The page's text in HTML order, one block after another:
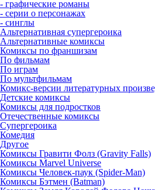
- графические романы
- серии о персонажах
- синглы
Альтернативная супергероика
Альтернативные комиксы
Комиксы по франшизам
По фильмам
По играм
По мультфильмам
Комикс-версии литературных
Детские комиксы
Комиксы для подростков
Отечественные комиксы
Супергероика
Комедия
Другое
Комиксы Гравити Фолз (Gravity Falls)
Комиксы Marvel Universe
Комиксы Человек-паук (Spider-Man)
Комиксы Бэтмен (Batman)